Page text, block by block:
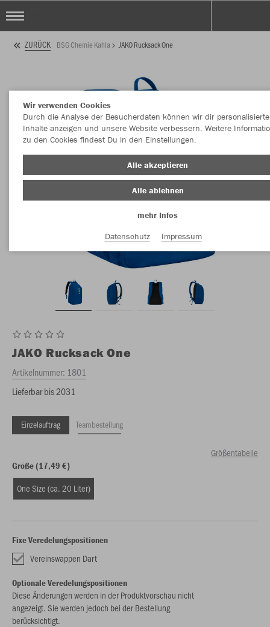
ZURÜCK BSG Chemie Kahla JAKO Rucksack One
JAKO Rucksack One
Artikelnummer: 1801
Lieferbar bis 2031
Einzelauftrag Teambestellung
Größentabelle
Größe (17,49 €)
One Size (ca. 20 Liter)
Fixe Veredelungspositionen
Vereinswappen Dart
Optionale Veredelungspositionen
Diese Änderungen werden in der Produktvorschau nicht
angezeigt. Sie werden jedoch bei der Bestellung
berücksichtigt.
Wir verwenden Cookies
Durch die Analyse der Besucherdaten können wir dir personalisierte
Inhalte anzeigen und unsere Website verbessern. Weitere
zu den Cookies findest Du in den Einstellungen.
Alle akzeptieren
Alle ablehnen
mehr Infos
Datenschutz
Impressum